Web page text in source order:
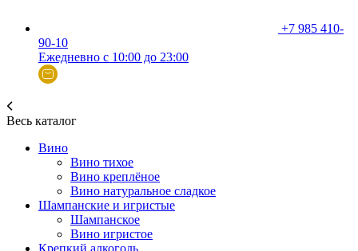
+7 985 410-
90-10
Ежедневно с 10:00 до 23:00
Весь каталог
Вино
Вино тихое
Вино креплёное
Вино натуральное сладкое
Шампанские и игристые
Шампанское
Вино игристое
Крепкий алкоголь